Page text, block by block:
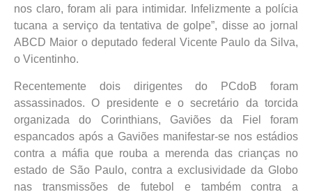
nos claro, foram ali para intimidar. Infelizmente a polícia
tucana a serviço da tentativa de golpe”, disse ao jornal
ABCD Maior o deputado federal Vicente Paulo da Silva,
o Vicentinho.
Recentemente dois dirigentes do PCdoB foram
assassinados. O presidente e o secretário da torcida
organizada do Corinthians, Gaviões da Fiel foram
espancados após a Gaviões manifestar-se nos estádios
contra a máfia que rouba a merenda das crianças no
estado de São Paulo, contra a exclusividade da Globo
nas transmissões de futebol e também contra a